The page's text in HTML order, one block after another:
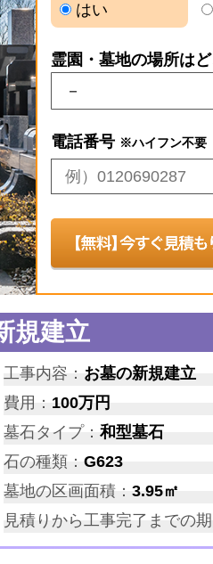
はい
霊園・墓地の場所は
電話番号 ※ハイフン不要
規建立
工事内容： お墓の新規建立
費用： 100万円
墓石タイプ：和型墓石
石の種類： G623
墓地の区画面積： 3.95㎡
見積りから工事完了までの期